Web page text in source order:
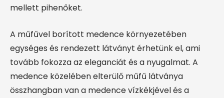
mellett pihenőket.
A műfűvel borított medence környezetében
egységes és rendezett látványt érhetünk el, ami
tovább fokozza az eleganciát és a nyugalmat. A
medence közelében elterülő műfű látványa
összhangban van a medence vízkékjével és a